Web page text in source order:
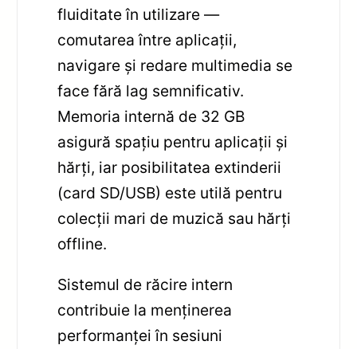
fluiditate în utilizare —
comutarea între aplicații,
navigare și redare multimedia se
face fără lag semnificativ.
Memoria internă de 32 GB
asigură spațiu pentru aplicații și
hărți, iar posibilitatea extinderii
(card SD/USB) este utilă pentru
colecții mari de muzică sau hărți
offline.
Sistemul de răcire intern
contribuie la menținerea
performanței în sesiuni